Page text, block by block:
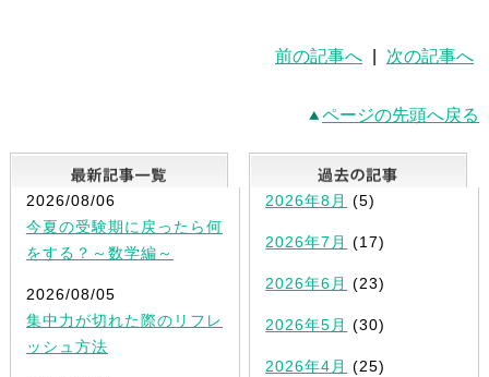
前の記事へ 次の記事へ
ページの先頭へ戻る
最新記事一覧
2026/08/06
今夏の受験期に戻ったら何
をする？～数学編～
2026/08/05
集中力が切れた際のリフレ
ッシュ方法
2026年8月 (5)
2026年7月 (17)
2026年6月 (23)
2026年5月 (30)
2026年4月 (25)